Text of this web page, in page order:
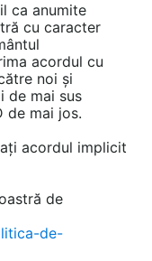
RESTRANGE
ca anumite
cu caracter
acordul cu
noi și
de mai sus
de mai jos.
acordul implicit
de
de-